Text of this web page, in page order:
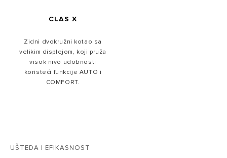
CLAS X
Zidni dvokružni kotao sa
velikim displejom, koji pruža
visok nivo udobnosti
koristeći funkcije AUTO i
COMFORT.
UŠTEDA I EFIKASNOST